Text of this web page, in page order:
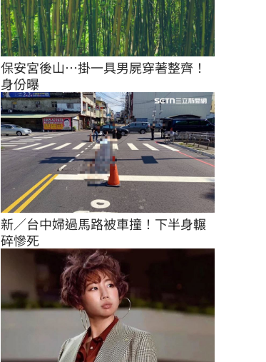
保安宮後山…掛一具男屍穿著整齊！
身份曝
新／台中婦過馬路被車撞！下半身輾
碎慘死